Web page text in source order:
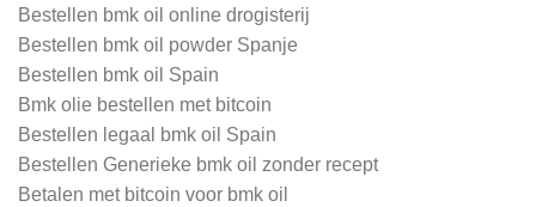
Bestellen bmk oil online drogisterij
Bestellen bmk oil powder Spanje
Bestellen bmk oil Spain
Bmk olie bestellen met bitcoin
Bestellen legaal bmk oil Spain
Bestellen Generieke bmk oil zonder recept
Betalen met bitcoin voor bmk oil